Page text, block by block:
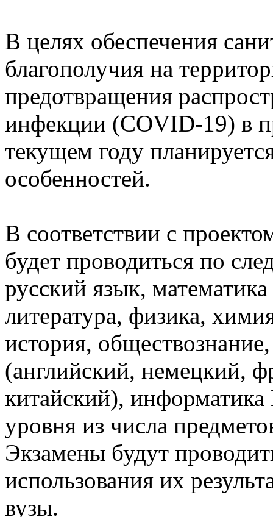
В целях обеспечения
благополучия на
предотвращения
инфекции (COVID-19) в
текущем году
особенностей.
В соответствии с
будет проводиться по
русский язык,
литература, физика,
история,
(английский, немецкий,
китайский),
уровня из числа
Экзамены будут
использования их
вузы.